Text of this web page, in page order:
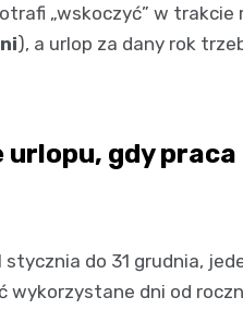
„wskoczyć” w trakcie
), a urlop za dany rok
gdy praca
do 31 grudnia,
dni od